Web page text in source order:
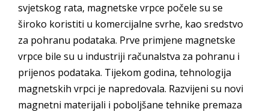
svjetskog rata, magnetske vrpce počele su se
široko koristiti u komercijalne svrhe, kao sredstvo
za pohranu podataka. Prve primjene magnetske
vrpce bile su u industriji računalstva za pohranu i
prijenos podataka. Tijekom godina, tehnologija
magnetskih vrpci je napredovala. Razvijeni su novi
magnetni materijali i poboljšane tehnike premaza